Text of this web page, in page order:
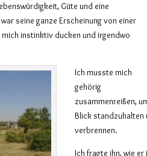
Güte und eine
seine ganze Erscheinung von einer
instinktiv ducken und irgendwo
Ich musste mich
gehörig
zusammenreißen,
Blick standzuhalten
verbrennen.
Ich fragte ihn, wie